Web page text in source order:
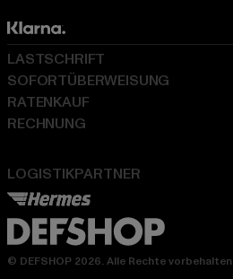
LOGISTIKPARTNER
LASTSCHRIFT
SOFORTÜBERWEISUNG
RATENKAUF
RECHNUNG
© DEFSHOP 2026. Alle Rechte vorbehalten